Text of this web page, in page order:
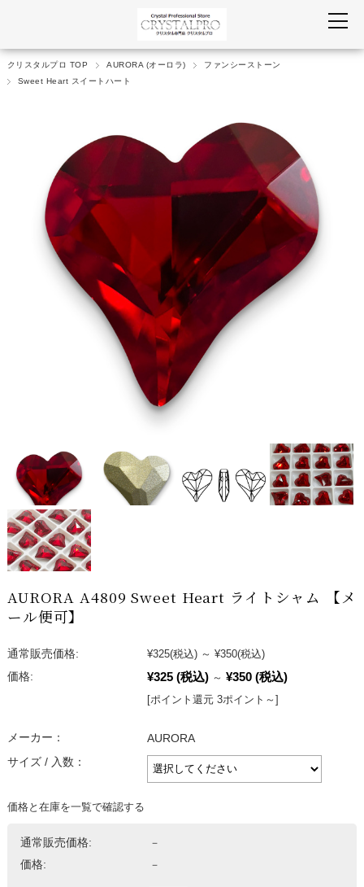
クリスタルプロ TOP AURORA (オーロラ)
ファンシーストーン
Sweet Heart スイートハート
AURORA A4809 Sweet Heart ライトシャム 【メ
ール便可】
通常販売価格: ¥325(税込) ～ ¥350(税込)
価格:
¥325 (税込) ～ ¥350 (税込)
[ポイント還元 3ポイント～]
メーカー：
AURORA
サイズ / 入数：
価格と在庫を一覧で確認する
通常販売価格:
－
価格:
－